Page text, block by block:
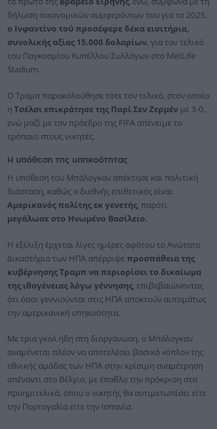
δήλωση οικονομικών συμφερόντων του για το 2025,
ο Ινφαντίνο τού προσέφερε δέκα εισιτήρια,
συνολικής αξίας 15.000 δολαρίων, για τον τελικό
του Παγκοσμίου Κυπέλλου Συλλόγων στο MetLife
Stadium.
Ο Τραμπ παρακολούθησε τότε τον τελικό, στον οποίο
η Τσέλσι επικράτησε της Παρί Σεν Ζερμέν με 3-0,
ενώ μαζί με τον πρόεδρο της FIFA απένειμε το
τρόπαιο στους νικητές.
Η υπόθεση της υπηκοότητας
Η υπόθεση του Μπάλογκαν απέκτησε και πολιτική
διάσταση, καθώς ο διεθνής επιθετικός είναι
Αμερικανός πολίτης εκ γενετής, παρότι
μεγάλωσε στο Ηνωμένο Βασίλειο.
Η εξέλιξη έρχεται λίγες ημέρες αφότου το Ανώτατο
Δικαστήριο των ΗΠΑ απέρριψε προσπάθεια της
κυβέρνησης Τραμπ να περιορίσει το δικαίωμα
της ιθαγένειας λόγω γέννησης, επιβεβαιώνοντας
ότι όσοι γεννιούνται στις ΗΠΑ αποκτούν αυτομάτως
την αμερικανική υπηκοότητα.
Με τρία γκολ ήδη στη διοργάνωση, ο Μπάλογκαν
αναμένεται πλέον να αποτελέσει βασικό «όπλο» της
εθνικής ομάδας των ΗΠΑ στην κρίσιμη αναμέτρηση
απέναντι στο Βέλγιο, με έπαθλο την πρόκριση στα
προημιτελικά, όπου ο νικητής θα αντιμετωπίσει είτε
την Πορτογαλία είτε την Ισπανία.